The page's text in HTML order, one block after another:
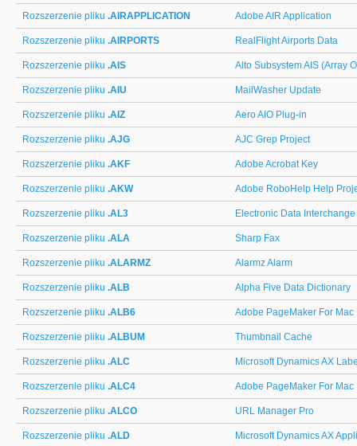
Rozszerzenie pliku .AIRAPPLICATION Adobe AIR Application
Rozszerzenie pliku .AIRPORTS RealFlight Airports Data
Rozszerzenie pliku .AIS Alto Subsystem AIS (Array
Rozszerzenie pliku .AIU MailWasher Update
Rozszerzenie pliku .AIZ Aero AIO Plug-in
Rozszerzenie pliku .AJG AJC Grep Project
Rozszerzenie pliku .AKF Adobe Acrobat Key
Rozszerzenie pliku .AKW Adobe RoboHelp Help
Rozszerzenie pliku .AL3 Electronic Data Interchange
Rozszerzenie pliku .ALA Sharp Fax
Rozszerzenie pliku .ALARMZ Alarmz Alarm
Rozszerzenie pliku .ALB Alpha Five Data Dictionary
Rozszerzenie pliku .ALB6 Adobe PageMaker For Mac
Rozszerzenie pliku .ALBUM Thumbnail Cache
Rozszerzenie pliku .ALC Microsoft Dynamics AX
Rozszerzenie pliku .ALC4 Adobe PageMaker For Mac
Rozszerzenie pliku .ALCO URL Manager Pro
Rozszerzenie pliku .ALD Microsoft Dynamics AX